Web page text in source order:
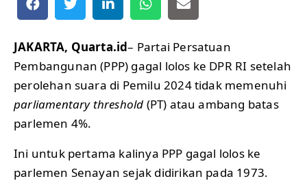
JAKARTA, Quarta.id– Partai Persatuan
Pembangunan (PPP) gagal lolos ke DPR RI setelah
perolehan suara di Pemilu 2024 tidak memenuhi
parliamentary threshold (PT) atau ambang batas
parlemen 4%.
Ini untuk pertama kalinya PPP gagal lolos ke
parlemen Senayan sejak didirikan pada 1973.